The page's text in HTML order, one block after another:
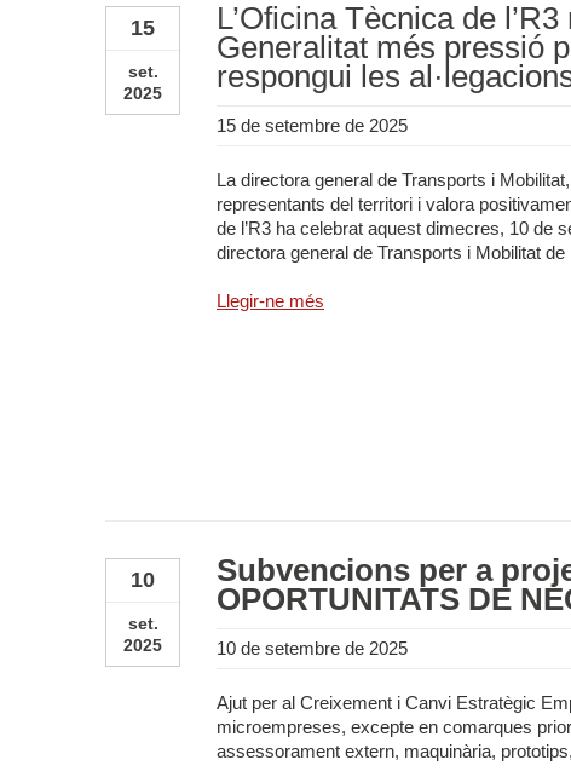
15
set.
2025
L’Oficina Tècnica de
Generalitat més pressió
respongui les
15 de setembre de 2025
La directora general de Transports i
representants del territori i valora
de l’R3 ha celebrat aquest dimecres, 10 de
directora general de Transports i Mobilitat de
Llegir-ne més
10
set.
2025
Subvencions per a
OPORTUNITATS DE
10 de setembre de 2025
Ajut per al Creixement i Canvi Estratègic
microempreses, excepte en comarques
assessorament extern, maquinària,